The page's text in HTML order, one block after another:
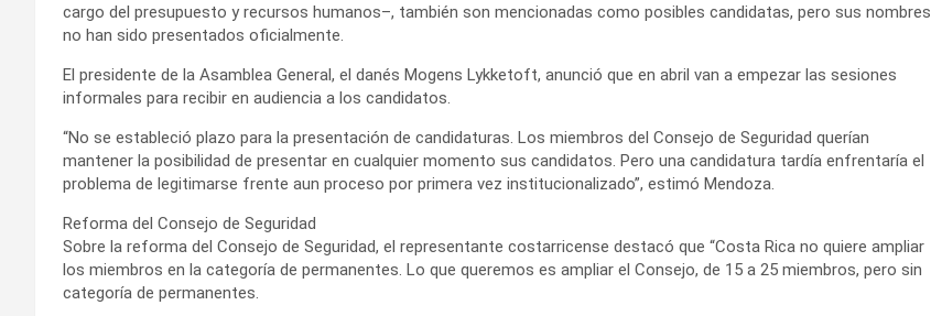
cargo del presupuesto y recursos humanos–, también son mencionadas como posibles candidatas, pero sus nombres
no han sido presentados oficialmente.
El presidente de la Asamblea General, el danés Mogens Lykketoft, anunció que en abril van a empezar las sesiones
informales para recibir en audiencia a los candidatos.
“No se estableció plazo para la presentación de candidaturas. Los miembros del Consejo de Seguridad querían
mantener la posibilidad de presentar en cualquier momento sus candidatos. Pero una candidatura tardía enfrentaría el
problema de legitimarse frente aun proceso por primera vez institucionalizado”, estimó Mendoza.
Reforma del Consejo de Seguridad
Sobre la reforma del Consejo de Seguridad, el representante costarricense destacó que “Costa Rica no quiere ampliar
los miembros en la categoría de permanentes. Lo que queremos es ampliar el Consejo, de 15 a 25 miembros, pero sin
categoría de permanentes.